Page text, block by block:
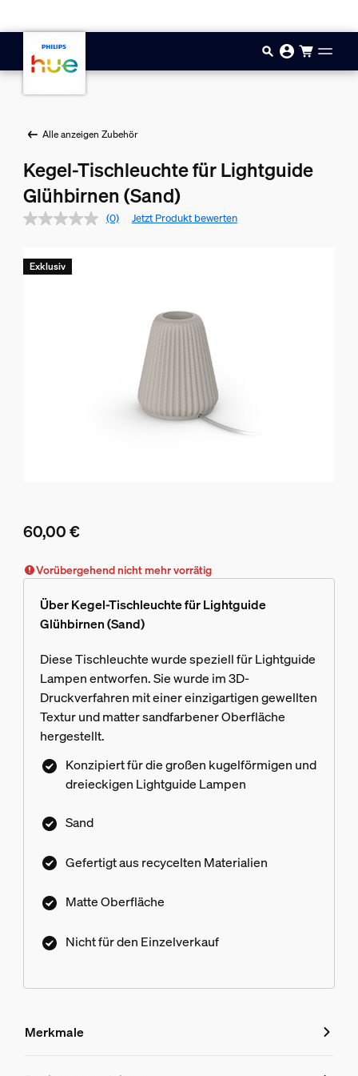
Alle anzeigen Zubehör
Kegel-Tischleuchte für Lightguide
Glühbirnen (Sand)
(0) Jetzt Produkt bewerten
60,00 €
Exklusiv
Vorübergehend nicht mehr vorrätig
Über Kegel-Tischleuchte für Lightguide
Glühbirnen (Sand)
Diese Tischleuchte wurde speziell für Lightguide
Lampen entworfen. Sie wurde im 3D-
Druckverfahren mit einer einzigartigen gewellten
Textur und matter sandfarbener Oberfläche
hergestellt.
Konzipiert für die großen kugelförmigen und
dreieckigen Lightguide Lampen
Sand
Gefertigt aus recycelten Materialien
Matte Oberfläche
Nicht für den Einzelverkauf
Merkmale